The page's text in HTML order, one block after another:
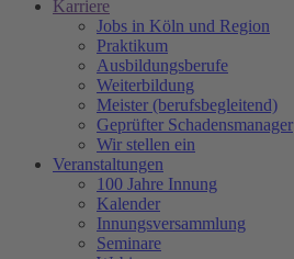
Karriere
Jobs in Köln und Region
Praktikum
Ausbildungsberufe
Weiterbildung
Meister (berufsbegleitend)
Geprüfter Schadensmanager
Wir stellen ein
Veranstaltungen
100 Jahre Innung
Kalender
Innungsversammlung
Seminare